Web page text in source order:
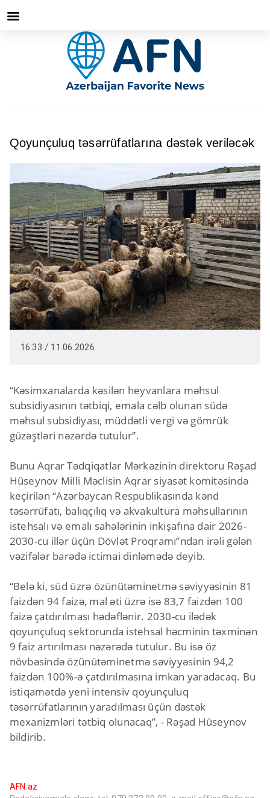
Qoyunçuluq təsərrüfatlarına dəstək veriləcək
16:33 / 11.06.2026
“Kəsimxanalarda kəsilən heyvanlara məhsul
subsidiyasının tətbiqi, emala cəlb olunan südə
məhsul subsidiyası, müddətli vergi və gömrük
güzəştləri nəzərdə tutulur”.
Bunu Aqrar Tədqiqatlar Mərkəzinin direktoru Rəşad
Hüseynov Milli Məclisin Aqrar siyasət komitəsində
keçirilən “Azərbaycan Respublikasında kənd
təsərrüfatı, balıqçılıq və akvakultura məhsullarının
istehsalı və emalı sahələrinin inkişafına dair 2026-
2030-cu illər üçün Dövlət Proqramı”ndan irəli gələn
vəzifələr barədə ictimai dinləmədə deyib.
“Belə ki, süd üzrə özünütəminetmə səviyyəsinin 81
faizdən 94 faizə, mal əti üzrə isə 83,7 faizdən 100
faizə çatdırılması hədəflənir. 2030-cu ilədək
qoyunçuluq sektorunda istehsal həcminin təxminən
9 faiz artırılması nəzərədə tutulur. Bu isə öz
növbəsində özünütəminetmə səviyyəsinin 94,2
faizdən 100%-ə çatdırılmasına imkan yaradacaq. Bu
istiqamətdə yeni intensiv qoyunçuluq
təsərrüfatlarının yaradılması üçün dəstək
mexanizmləri tətbiq olunacaq”, - Rəşad Hüseynov
bildirib.
AFN.az